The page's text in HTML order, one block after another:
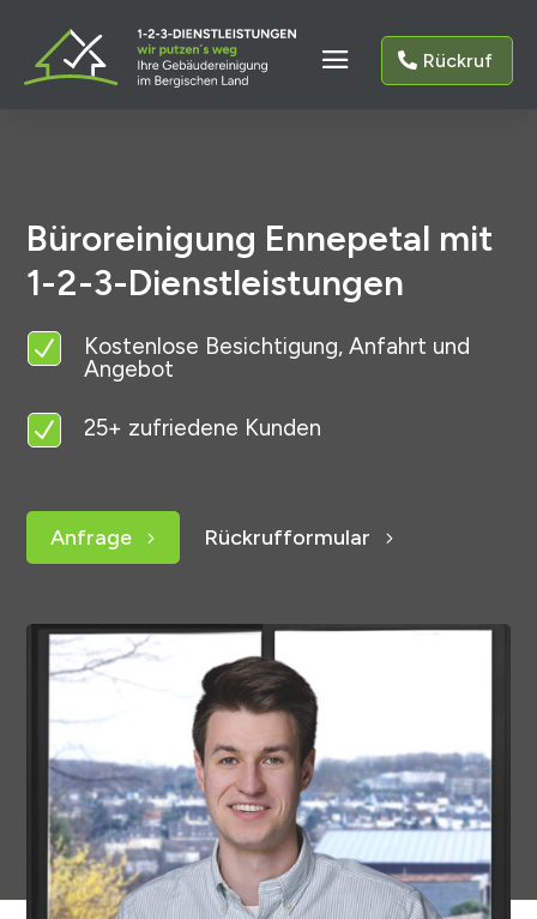
Rückruf
Büroreinigung Ennepetal mit
1-2-3-Dienstleistungen
N
Kostenlose Besichtigung, Anfahrt und
Angebot
N 25+ zufriedene Kunden
Anfrage Rückrufformular